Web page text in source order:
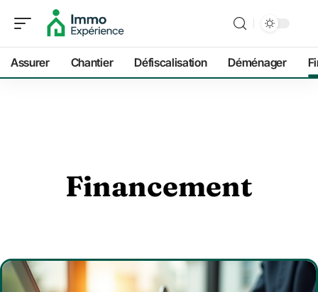
Assurer Chantier Défiscalisation Déménager
Financement